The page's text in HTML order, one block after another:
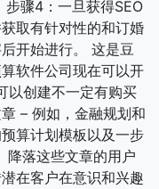
骤4：一旦获得SEO
取有针对性的和订婚
开始进行。 这是豆
软件公司现在可以开
以创建不一定有购买
– 例如，金融规划和
算计划模板以及一步
降落这些文章的用户
在客户在意识和兴趣